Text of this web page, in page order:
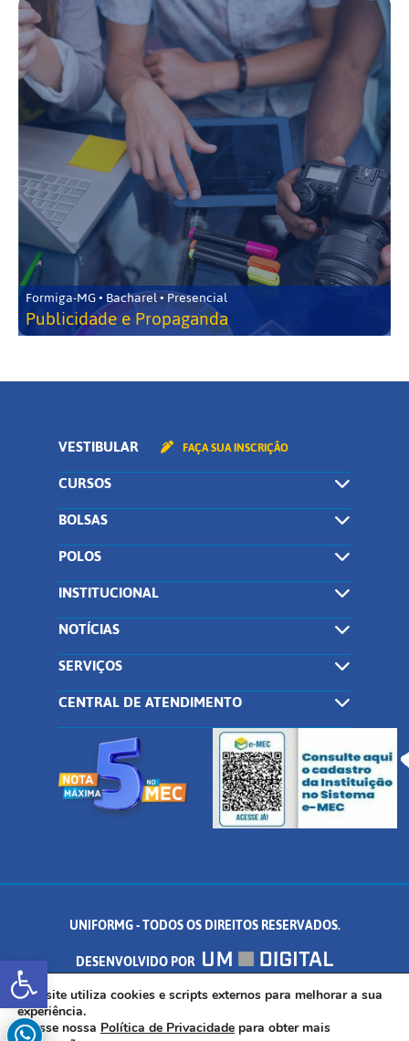
Abrir a barra de ferramentas
Formiga-MG • Bacharel • Presencial
Publicidade e Propaganda
VESTIBULAR FAÇA SUA INSCRIÇÃO
CURSOS
BOLSAS
POLOS
INSTITUCIONAL
NOTÍCIAS
SERVIÇOS
CENTRAL DE ATENDIMENTO
UNIFORMG - TODOS OS DIREITOS RESERVADOS.
DESENVOLVIDO POR
AV. DR. ARNALDO DE SENNA, 328 - PALMEIRAS, FORMIGA/MG - CEP:
35.574.530
Este site utiliza cookies e scripts externos para melhorar a sua
experiência.
Acesse nossa Política de Privacidade para obter mais